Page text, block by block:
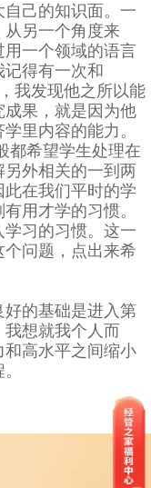
己的知识面。一
另一个角度来
一个领域的语言
得有一次和
我发现他之所以能
果，就是因为他
里内容的能力。
都希望学生处理在
外相关的一到两
在我们平时的学
用才学的习惯。
习的习惯。这一
个问题，点出来希
的基础是进入第
想就我个人而
高水平之间缩小